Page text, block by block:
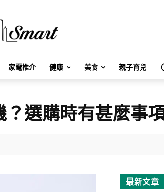
家電推介 健康 美食 親子育兒
選購時有甚麼事
最新文章